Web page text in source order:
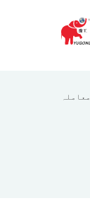
معاملہ